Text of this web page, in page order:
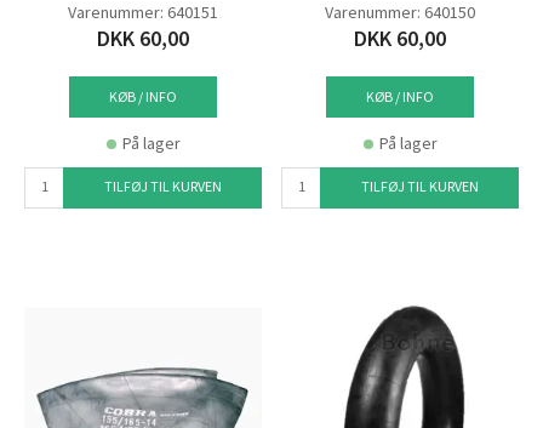
Varenummer: 640151
DKK 60,00
KØB / INFO
På lager
TILFØJ TIL KURVEN
Varenummer: 640150
DKK 60,00
KØB / INFO
På lager
TILFØJ TIL KURVEN